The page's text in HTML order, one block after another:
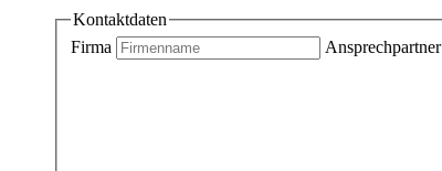
Kontaktdaten
Firma
Ansprechpartner